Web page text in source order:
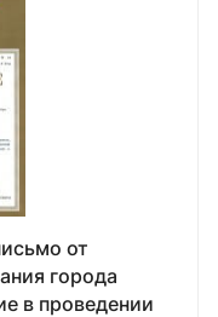
от
города
в проведении